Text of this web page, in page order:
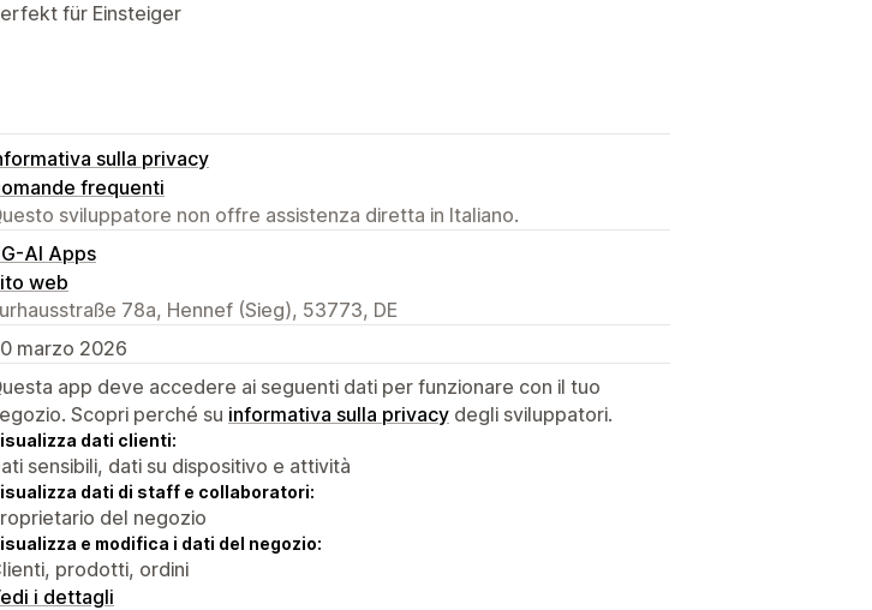
für Einsteiger
sulla privacy
frequenti
sviluppatore non offre assistenza diretta in Italiano.
AI Apps
web
78a, Hennef (Sieg), 53773, DE
marzo 2026
app deve accedere ai seguenti dati per funzionare con il tuo
Scopri perché su informativa sulla privacy degli sviluppatori.
dati clienti:
sensibili, dati su dispositivo e attività
dati di staff e collaboratori:
del negozio
e modifica i dati del negozio:
prodotti, ordini
i dettagli